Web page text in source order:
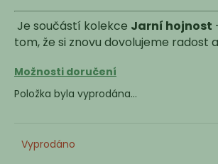
Je součástí kolekce Jarní hojnost
tom, že si znovu dovolujeme radost
Možnosti doručení
Položka byla vyprodána…
Vyprodáno